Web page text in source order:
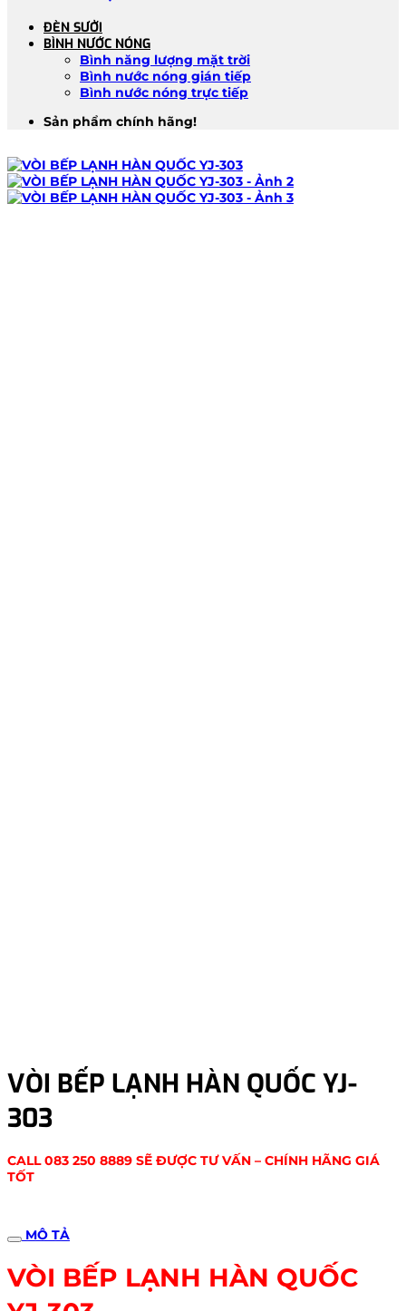
ĐÈN SƯỞI
BÌNH NƯỚC NÓNG
Bình năng lượng mặt trời
Bình nước nóng gián tiếp
Bình nước nóng trực tiếp
Sản phẩm chính hãng!
VÒI BẾP LẠNH HÀN QUỐC YJ-
303
CALL 083 250 8889 SẼ ĐƯỢC TƯ VẤN – CHÍNH HÃNG GIÁ
TỐT
MÔ TẢ
VÒI BẾP LẠNH HÀN QUỐC